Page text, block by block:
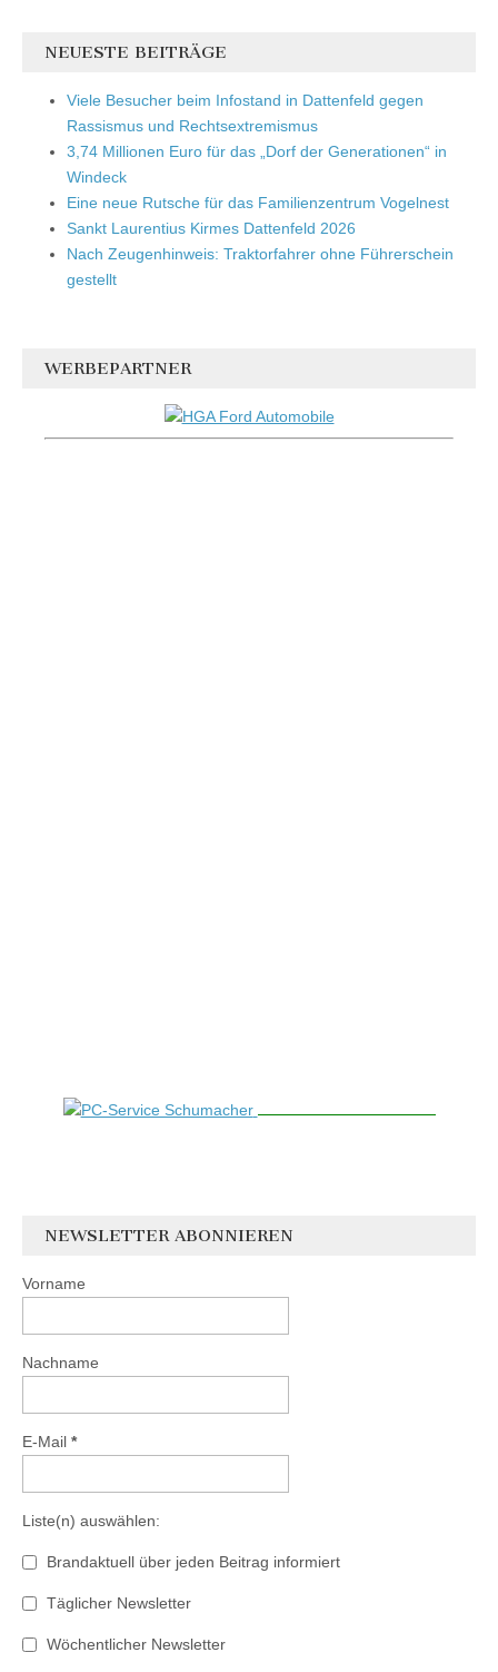
NEUESTE BEITRÄGE
Viele Besucher beim Infostand in Dattenfeld gegen
Rassismus und Rechtsextremismus
3,74 Millionen Euro für das „Dorf der Generationen“ in
Windeck
Eine neue Rutsche für das Familienzentrum Vogelnest
Sankt Laurentius Kirmes Dattenfeld 2026
Nach Zeugenhinweis: Traktorfahrer ohne Führerschein
gestellt
WERBEPARTNER
NEWSLETTER ABONNIEREN
Vorname
Nachname
E-Mail *
Liste(n) auswählen:
Brandaktuell über jeden Beitrag informiert
Täglicher Newsletter
Wöchentlicher Newsletter